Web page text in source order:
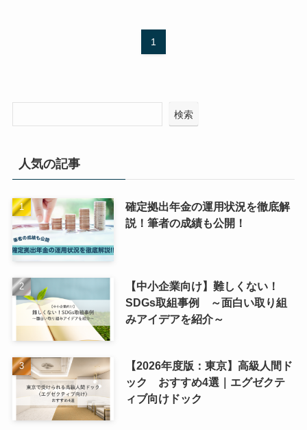
1
検索
人気の記事
確定拠出年金の運用状況を徹底解
説！筆者の成績も公開！
【中小企業向け】難しくない！
SDGs取組事例 ～面白い取り組
みアイデアを紹介～
【2026年度版：東京】高級人間ド
ック おすすめ4選｜エグゼクテ
ィブ向けドック